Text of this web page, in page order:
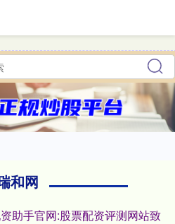
和网
助手官网:股票配资评测网站致